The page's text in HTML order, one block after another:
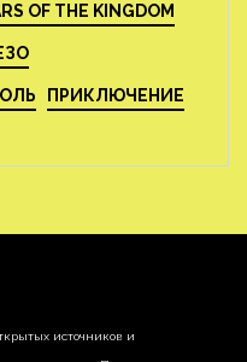
OF THE KINGDOM
ПРИКЛЮЧЕНИЕ
источников и